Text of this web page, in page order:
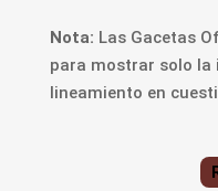
Nota: Las Gacetas
para mostrar solo la
lineamiento en